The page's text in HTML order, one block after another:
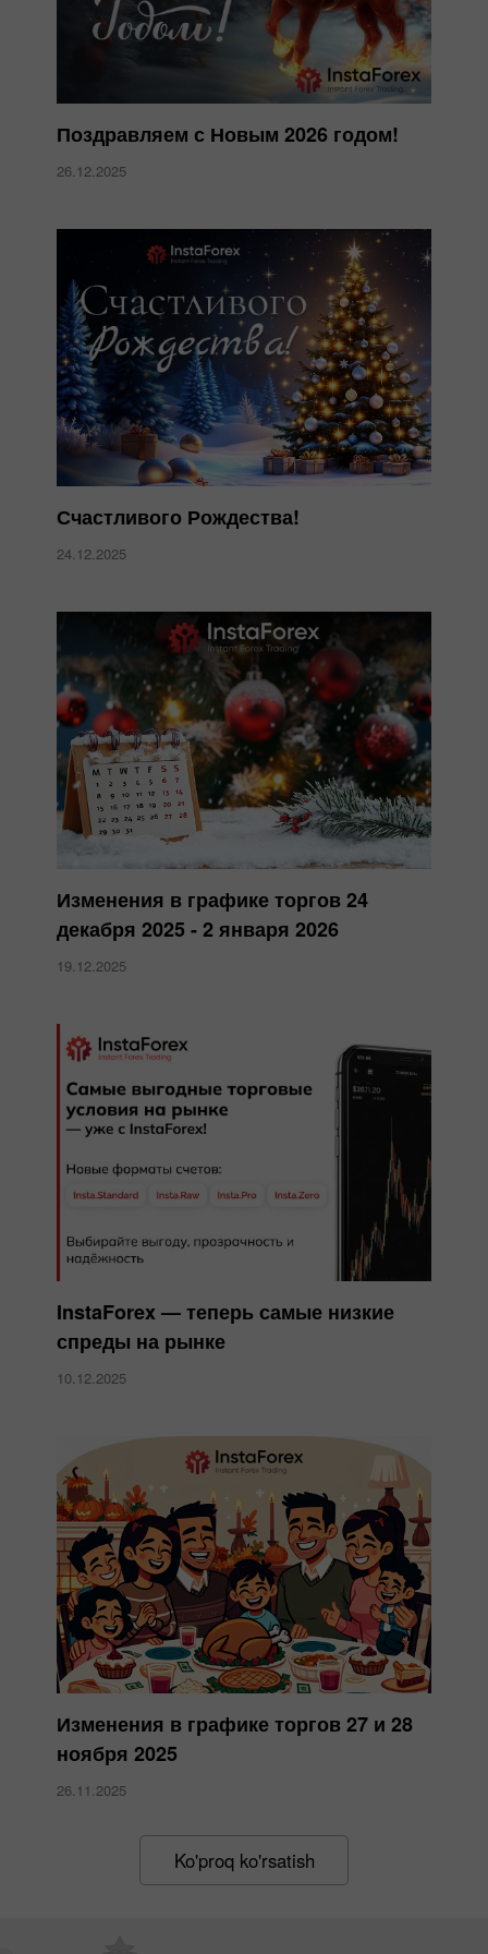
Поздравляем с Новым 2026 годом!
26.12.2025
Счастливого Рождества!
24.12.2025
Изменения в графике торгов 24
декабря 2025 - 2 января 2026
19.12.2025
InstaForex — теперь самые низкие
спреды на рынке
10.12.2025
Изменения в графике торгов 27 и 28
ноября 2025
26.11.2025
Ko'proq ko'rsatish